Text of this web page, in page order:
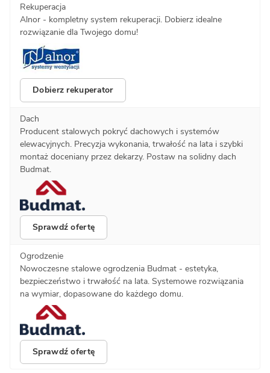
Rekuperacja
Alnor - kompletny system rekuperacji. Dobierz idealne
rozwiązanie dla Twojego domu!
Dobierz rekuperator
Dach
Producent stalowych pokryć dachowych i systemów
elewacyjnych. Precyzja wykonania, trwałość na lata i szybki
montaż doceniany przez dekarzy. Postaw na solidny dach
Budmat.
Sprawdź ofertę
Ogrodzenie
Nowoczesne stalowe ogrodzenia Budmat - estetyka,
bezpieczeństwo i trwałość na lata. Systemowe rozwiązania
na wymiar, dopasowane do każdego domu.
Sprawdź ofertę